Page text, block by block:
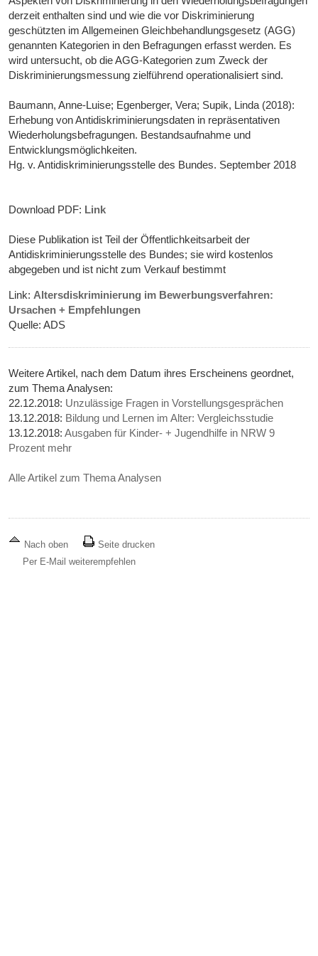
derzeit enthalten sind und wie die vor Diskriminierung
geschützten im Allgemeinen Gleichbehandlungsgesetz (AGG)
genannten Kategorien in den Befragungen erfasst werden. Es
wird untersucht, ob die AGG-Kategorien zum Zweck der
Diskriminierungsmessung zielführend operationalisiert sind.
Baumann, Anne-Luise; Egenberger, Vera; Supik, Linda (2018):
Erhebung von Antidiskriminierungsdaten in repräsentativen
Wiederholungsbefragungen. Bestandsaufnahme und
Entwicklungsmöglichkeiten.
Hg. v. Antidiskriminierungsstelle des Bundes. September 2018
Download PDF: Link
Diese Publikation ist Teil der Öffentlichkeitsarbeit der
Antidiskriminierungsstelle des Bundes; sie wird kostenlos
abgegeben und ist nicht zum Verkauf bestimmt
Link: Altersdiskriminierung im Bewerbungsverfahren:
Ursachen + Empfehlungen
Quelle: ADS
Weitere Artikel, nach dem Datum ihres Erscheinens geordnet,
zum Thema Analysen:
22.12.2018: Unzulässige Fragen in Vorstellungsgesprächen
13.12.2018: Bildung und Lernen im Alter: Vergleichsstudie
13.12.2018:Ausgaben für Kinder- + Jugendhilfe in NRW 9
Prozent mehr
Alle Artikel zum Thema Analysen
Nach oben
Seite drucken
Per E-Mail weiterempfehlen